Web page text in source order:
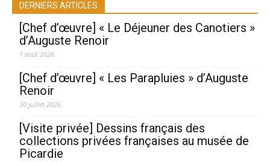
DERNIERS ARTICLES
[Chef d’œuvre] « Le Déjeuner des Canotiers »
d’Auguste Renoir
1 août 2026
[Chef d’œuvre] « Les Parapluies » d’Auguste
Renoir
30 juillet 2026
[Visite privée] Dessins français des
collections privées françaises au musée de
Picardie